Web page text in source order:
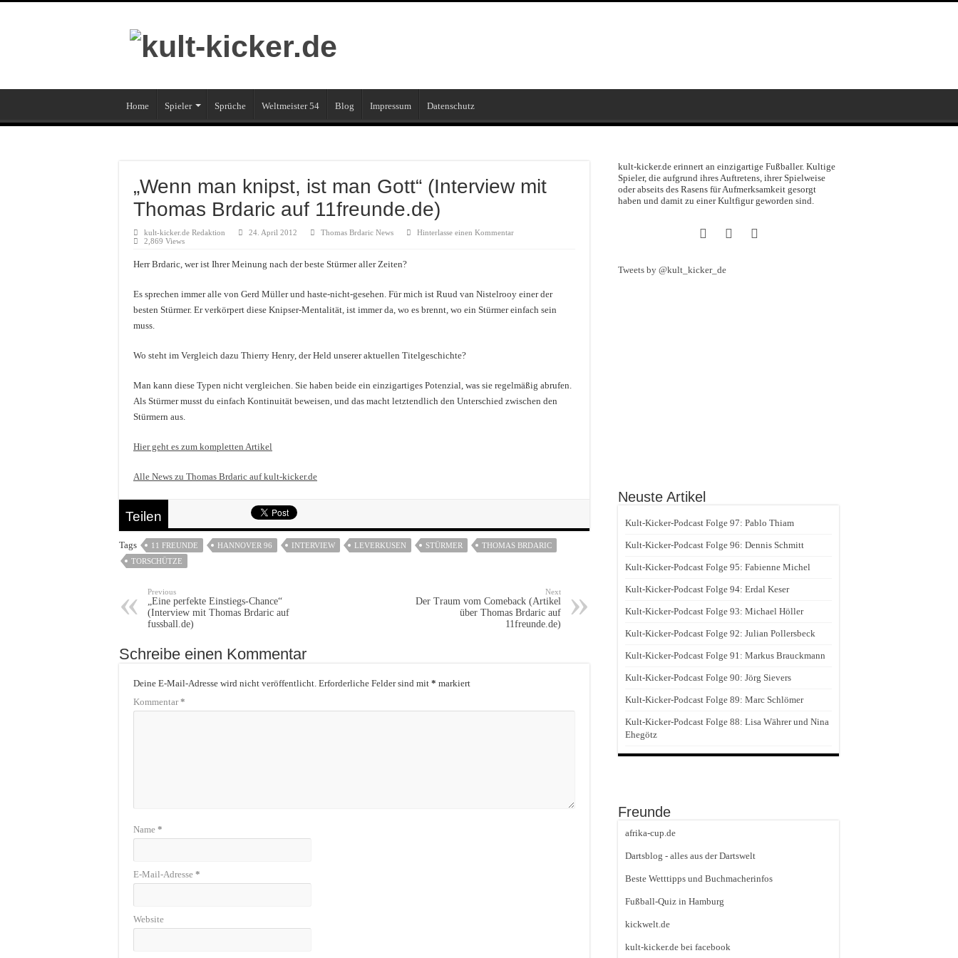
Home Spieler Sprüche Weltmeister 54 Blog Impressum Datenschutz
„Wenn man knipst, ist man Gott“ (Interview mit
Thomas Brdaric auf 11freunde.de)
kult-kicker.de Redaktion 24. April 2012 Thomas Brdaric News
Hinterlasse einen Kommentar
2,869 Views
Herr Brdaric, wer ist Ihrer Meinung nach der beste Stürmer aller Zeiten?
Es sprechen immer alle von Gerd Müller und haste-nicht-gesehen. Für mich ist Ruud van Nistelrooy einer der
besten Stürmer. Er verkörpert diese Knipser-Mentalität, ist immer da, wo es brennt, wo ein Stürmer einfach sein
muss.
Wo steht im Vergleich dazu Thierry Henry, der Held unserer aktuellen Titelgeschichte?
Man kann diese Typen nicht vergleichen. Sie haben beide ein einzigartiges Potenzial, was sie regelmäßig abrufen.
Als Stürmer musst du einfach Kontinuität beweisen, und das macht letztendlich den Unterschied zwischen den
Stürmern aus.
Hier geht es zum kompletten Artikel
Alle News zu Thomas Brdaric auf kult-kicker.de
Teilen
Tags 11 FREUNDE HANNOVER 96 INTERVIEW LEVERKUSEN STÜRMER
THOMAS BRDARIC
TORSCHÜTZE
Previous
„Eine perfekte Einstiegs-Chance“
(Interview mit Thomas Brdaric auf
fussball.de)
Next
Der Traum vom Comeback (Artikel
über Thomas Brdaric auf
11freunde.de)
Schreibe einen Kommentar
Deine E-Mail-Adresse wird nicht veröffentlicht. Erforderliche Felder sind mit * markiert
Kommentar*
Name *
E-Mail-Adresse *
Website
kult-kicker.de erinnert an einzigartige Fußballer. Kultige
Spieler, die aufgrund ihres Auftretens, ihrer Spielweise
oder abseits des Rasens für Aufmerksamkeit gesorgt
haben und damit zu einer Kultfigur geworden sind.
Tweets by @kult_kicker_de
Neuste Artikel
Kult-Kicker-Podcast Folge 97: Pablo Thiam
Kult-Kicker-Podcast Folge 96: Dennis Schmitt
Kult-Kicker-Podcast Folge 95: Fabienne Michel
Kult-Kicker-Podcast Folge 94: Erdal Keser
Kult-Kicker-Podcast Folge 93: Michael Höller
Kult-Kicker-Podcast Folge 92: Julian Pollersbeck
Kult-Kicker-Podcast Folge 91: Markus Brauckmann
Kult-Kicker-Podcast Folge 90: Jörg Sievers
Kult-Kicker-Podcast Folge 89: Marc Schlömer
Kult-Kicker-Podcast Folge 88: Lisa Währer und Nina
Ehegötz
Freunde
afrika-cup.de
Dartsblog - alles aus der Dartswelt
Beste Wetttipps und Buchmacherinfos
Fußball-Quiz in Hamburg
kickwelt.de
kult-kicker.de bei facebook